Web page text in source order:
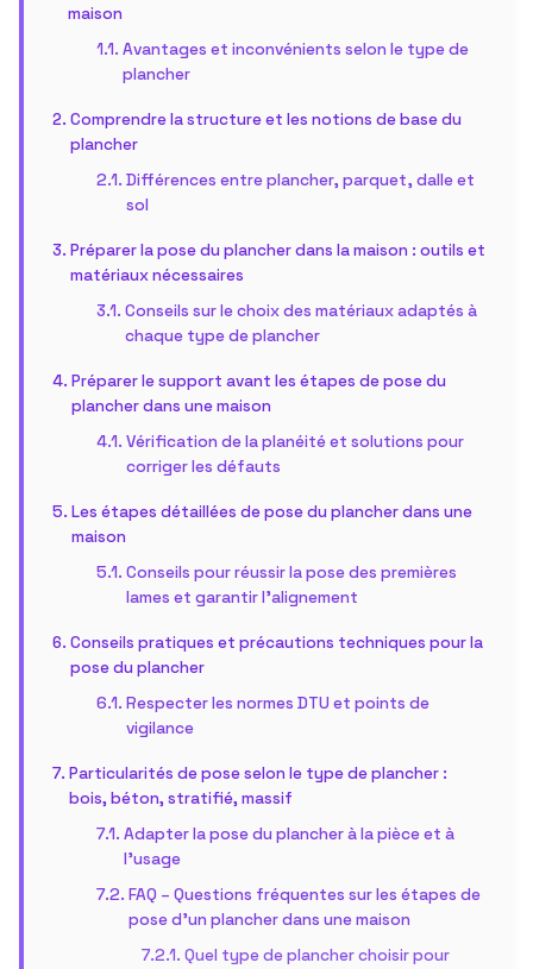
maison
Avantages et inconvénients selon le type de
plancher
Comprendre la structure et les notions de base du
plancher
Différences entre plancher, parquet, dalle et
sol
Préparer la pose du plancher dans la maison : outils et
matériaux nécessaires
Conseils sur le choix des matériaux adaptés à
chaque type de plancher
Préparer le support avant les étapes de pose du
plancher dans une maison
Vérification de la planéité et solutions pour
corriger les défauts
Les étapes détaillées de pose du plancher dans une
maison
Conseils pour réussir la pose des premières
lames et garantir l’alignement
Conseils pratiques et précautions techniques pour la
pose du plancher
Respecter les normes DTU et points de
vigilance
Particularités de pose selon le type de plancher :
bois, béton, stratifié, massif
Adapter la pose du plancher à la pièce et à
l’usage
FAQ – Questions fréquentes sur les étapes de
pose d’un plancher dans une maison
Quel type de plancher choisir pour